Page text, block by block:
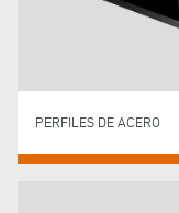
PERFILES DE ACERO